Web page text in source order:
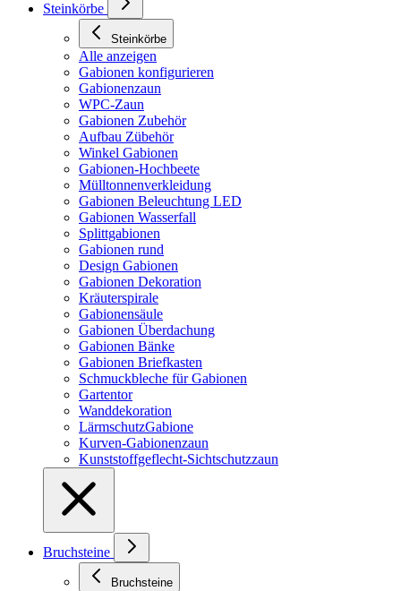
Steinkörbe
Steinkörbe
Alle anzeigen
Gabionen konfigurieren
Gabionenzaun
WPC-Zaun
Gabionen Zubehör
Aufbau Zübehör
Winkel Gabionen
Gabionen-Hochbeete
Mülltonnenverkleidung
Gabionen Beleuchtung LED
Gabionen Wasserfall
Splittgabionen
Gabionen rund
Design Gabionen
Gabionen Dekoration
Kräuterspirale
Gabionensäule
Gabionen Überdachung
Gabionen Bänke
Gabionen Briefkasten
Schmuckbleche für Gabionen
Gartentor
Wanddekoration
LärmschutzGabione
Kurven-Gabionenzaun
Kunststoffgeflecht-Sichtschutzzaun
Bruchsteine
Bruchsteine